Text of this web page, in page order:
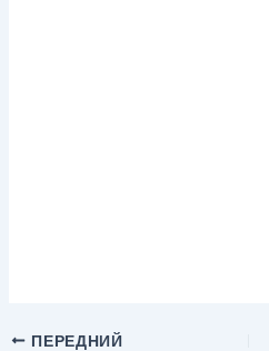
ПЕРЕДНИЙ